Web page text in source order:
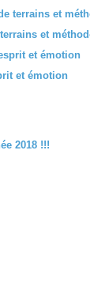
et
et émotion
2018 !!!